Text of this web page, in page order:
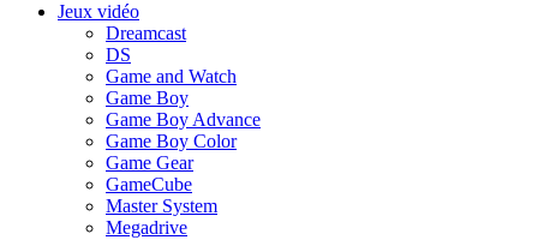
Jeux vidéo
Dreamcast
DS
Game and Watch
Game Boy
Game Boy Advance
Game Boy Color
Game Gear
GameCube
Master System
Megadrive